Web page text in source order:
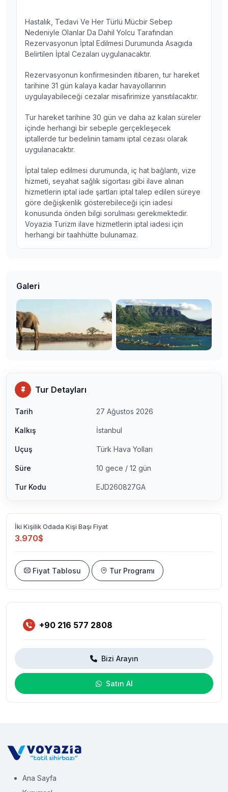
Hastalık, Tedavi Ve Her Türlü Mücbir Sebep
Nedeniyle Olanlar Da Dahil Yolcu Tarafından
Rezervasyonun İptal Edilmesi Durumunda Asagıda
Belirtilen İptal Cezaları uygulanacaktır.
Rezervasyonun konfirmesinden itibaren, tur hareket
tarihine 31 gün kalaya kadar havayollarının
uygulayabileceği cezalar misafirimize yansıtılacaktır.
Tur hareket tarihine 30 gün ve daha az kalan süreler
içinde herhangi bir sebeple gerçekleşecek
iptallerde tur bedelinin tamamı iptal cezası olarak
uygulanacaktır.
İptal talep edilmesi durumunda, iç hat bağlantı, vize
hizmeti, seyahat sağlık sigortası gibi ilave alınan
hizmetlerin iptal iade şartları iptal talep edilen süreye
göre değişkenlik gösterebileceği için iadesi
konusunda önden bilgi sorulması gerekmektedir.
Voyazia Turizm ilave hizmetlerin iptal iadesi için
herhangi bir taahhütte bulunamaz.
Galeri
Tur Detayları
Tarih 27 Ağustos 2026
Kalkış İstanbul
Uçuş Türk Hava Yolları
Süre 10 gece / 12 gün
Tur Kodu EJD260827GA
İki Kişilik Odada Kişi Başı Fiyat
3.970$
Fiyat Tablosu Tur Programı
+90 216 577 2808
Bizi Arayın
Satın Al
Ana Sayfa